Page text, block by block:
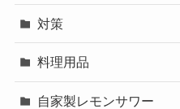
対策
料理用品
自家製レモンサワー